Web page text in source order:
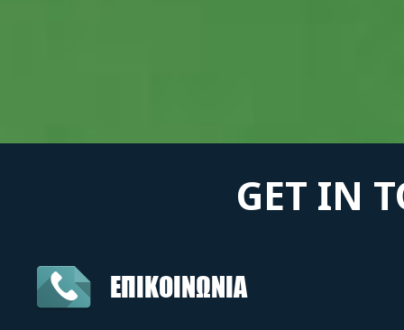
GET IN
ΕΠΙΚΟΙΝΩΝΙΑ